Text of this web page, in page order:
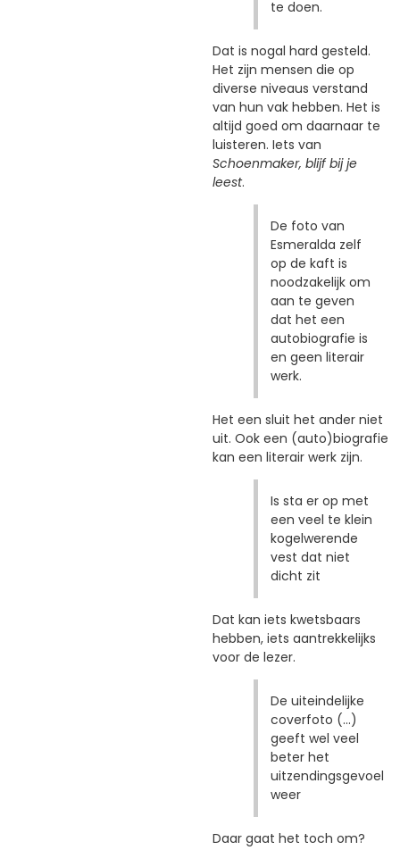
te doen.
Dat is nogal hard gesteld.
Het zijn mensen die op
diverse niveaus verstand
van hun vak hebben. Het is
altijd goed om daarnaar te
luisteren. Iets van
Schoenmaker, blijf bij je
leest.
De foto van
Esmeralda zelf
op de kaft is
noodzakelijk om
aan te geven
dat het een
autobiografie is
en geen literair
werk.
Het een sluit het ander niet
uit. Ook een (auto)biografie
kan een literair werk zijn.
Is sta er op met
een veel te klein
kogelwerende
vest dat niet
dicht zit
Dat kan iets kwetsbaars
hebben, iets aantrekkelijks
voor de lezer.
De uiteindelijke
coverfoto (...)
geeft wel veel
beter het
uitzendingsgevoel
weer
Daar gaat het toch om?